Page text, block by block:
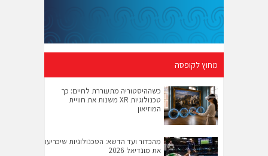
מחוץ לקופסה
כשההיסטוריה מתעוררת לחיים: כך
טכנולוגיות XR משנות את חוויית
המוזיאון
מהכדור ועד הדשא: הטכנולוגיות שיכריעו
את מונדיאל 2026